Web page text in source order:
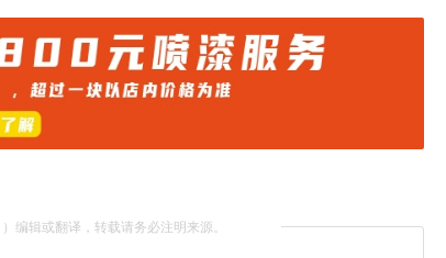
编辑或翻译，转载请务必注明来源。